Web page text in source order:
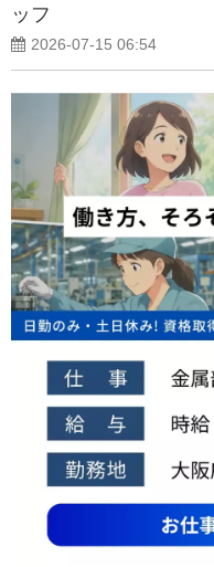
ッフ
2026-07-15 06:54